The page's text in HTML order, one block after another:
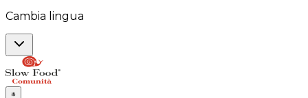
Cambia lingua